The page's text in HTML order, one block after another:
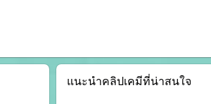
แนะนำคลิปเคมีที่น่าสนใจ